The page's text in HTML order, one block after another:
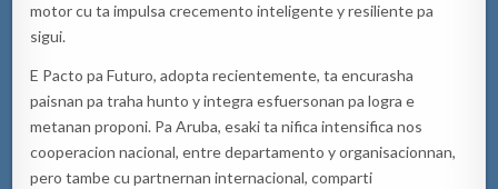
motor cu ta impulsa crecemento inteligente y resiliente pa
sigui.
E Pacto pa Futuro, adopta recientemente, ta encurasha
paisnan pa traha hunto y integra esfuersonan pa logra e
metanan proponi. Pa Aruba, esaki ta nifica intensifica nos
cooperacion nacional, entre departamento y organisacionnan,
pero tambe cu partnernan internacional, comparti